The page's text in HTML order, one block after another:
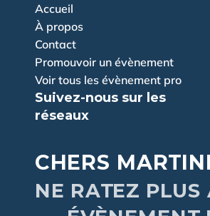
Accueil
À propos
Contact
Promouvoir un évènement
Voir tous les évènement pro
Suivez-nous sur les
réseaux
CHERS
NE RATEZ PLUS